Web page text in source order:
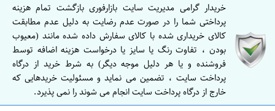
خریدار گرامی مدیریت سایت بازارفوری بازگشت تمام هزینه
پرداختی شما را در صورت عدم رضایت به دلیل عدم مطابقت
کالای خریداری شده با کالای سفارش داده شده مانند (معیوب
بودن ، تفاوت رنگ یا سایز یا درخواست هزینه اضافه توسط
فروشنده و یا هر دلیل موجه دیگر) به شرط خرید از درگاه
پرداخت سایت ، تضمین می نماید و مسئولیت خریدهایی که
خارج از درگاه پرداخت سایت انجام می شوند را نمی پذیرد.